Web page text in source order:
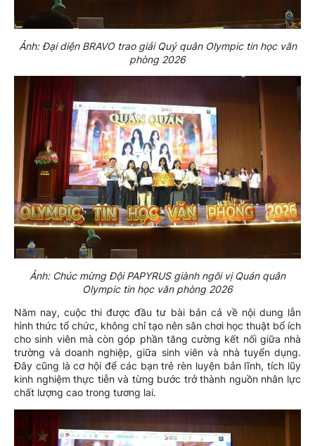
Ảnh: Đại diện BRAVO trao giải Quý quân Olympic tin học văn
phòng 2026
Ảnh: Chúc mừng Đội PAPYRUS giành ngôi vị Quán quân
Olympic tin học văn phòng 2026
Năm nay, cuộc thi được đầu tư bài bản cả về nội dung lẫn
hình thức tổ chức, không chỉ tạo nên sân chơi học thuật bổ ích
cho sinh viên mà còn góp phần tăng cường kết nối giữa nhà
trường và doanh nghiệp, giữa sinh viên và nhà tuyển dụng.
Đây cũng là cơ hội để các bạn trẻ rèn luyện bản lĩnh, tích lũy
kinh nghiệm thực tiễn và từng bước trở thành nguồn nhân lực
chất lượng cao trong tương lai.